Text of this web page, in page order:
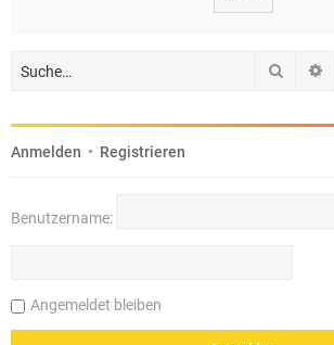
Suche
Anmelden • Registrieren
Benutzername:
Angemeldet bleiben